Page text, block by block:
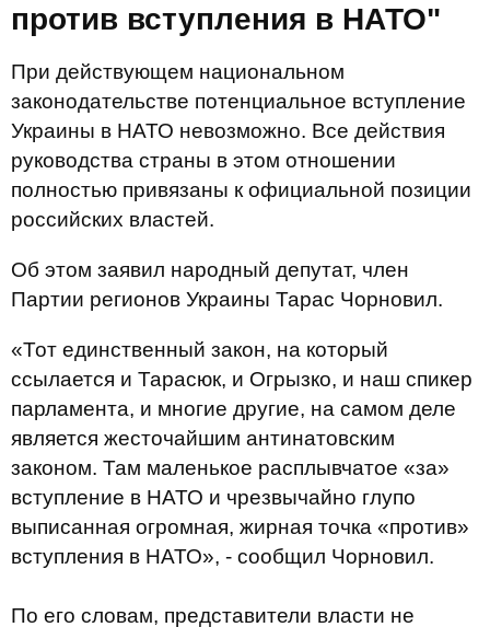
против вступления в НАТО"
При действующем национальном
законодательстве потенциальное вступление
Украины в НАТО невозможно. Все действия
руководства страны в этом отношении
полностью привязаны к официальной позиции
российских властей.
Об этом заявил народный депутат, член
Партии регионов Украины Тарас Чорновил.
«Тот единственный закон, на который
ссылается и Тарасюк, и Огрызко, и наш спикер
парламента, и многие другие, на самом деле
является жесточайшим антинатовским
законом. Там маленькое расплывчатое «за»
вступление в НАТО и чрезвычайно глупо
выписанная огромная, жирная точка «против»
вступления в НАТО», - сообщил Чорновил.
По его словам, представители власти не